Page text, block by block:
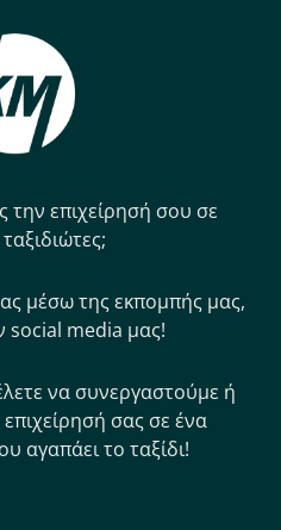
την επιχείρησή σου σε
μέσω της εκπομπής μας,
social media μας!
να συνεργαστούμε ή
σας σε ένα
αγαπάει το ταξίδι!